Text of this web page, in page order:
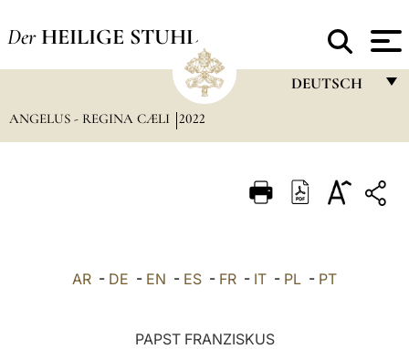
Der HEILIGE STUHL
DEUTSCH
ITALIANO
ANGELUS - REGINA CÆLI 2022
AR - DE - EN - ES - FR - IT - PL - PT
PAPST FRANZISKUS